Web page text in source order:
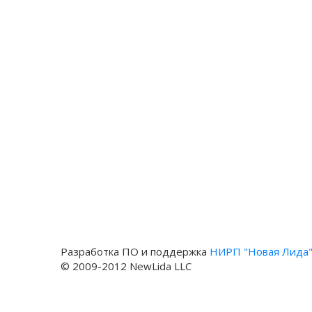
Разработка ПО и поддержка НИРП "Новая Лида"
© 2009-2012 NewLida LLC